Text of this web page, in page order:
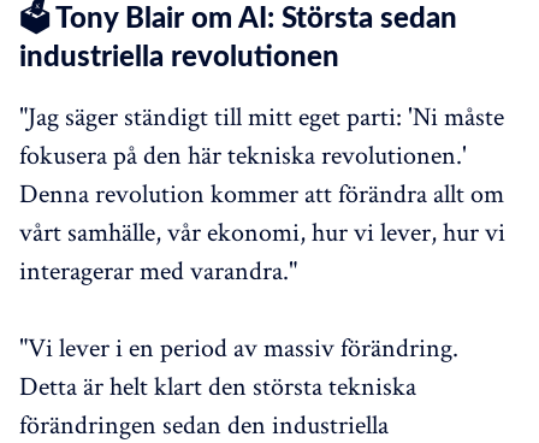
🗳️ Tony Blair om AI: Största sedan
industriella revolutionen
"Jag säger ständigt till mitt eget parti: 'Ni måste
fokusera på den här tekniska revolutionen.'
Denna revolution kommer att förändra allt om
vårt samhälle, vår ekonomi, hur vi lever, hur vi
interagerar med varandra."
"Vi lever i en period av massiv förändring.
Detta är helt klart den största tekniska
förändringen sedan den industriella